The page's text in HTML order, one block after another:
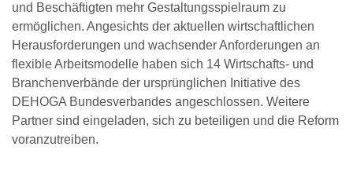
und Beschäftigten mehr Gestaltungsspielraum zu
ermöglichen. Angesichts der aktuellen wirtschaftlichen
Herausforderungen und wachsender Anforderungen an
flexible Arbeitsmodelle haben sich 14 Wirtschafts- und
Branchenverbände der ursprünglichen Initiative des
DEHOGA Bundesverbandes angeschlossen. Weitere
Partner sind eingeladen, sich zu beteiligen und die Reform
voranzutreiben.